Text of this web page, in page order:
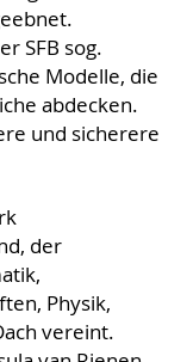
SFB sog.
Modelle, die
abdecken.
und sicherere
der
Physik,
vereint.